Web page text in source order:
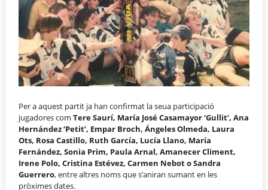
Per a aquest partit ja han confirmat la seua participació
jugadores comTere Saurí, María José Casamayor ‘Gullit’, Ana
Hernández ‘Petit’, Empar Broch, Ángeles Olmeda, Laura
Ots, Rosa Castillo, Ruth García, Lucía Llano, María
Fernández, Sonia Prim, Paula Arnal, Amanecer Climent,
Irene Polo, Cristina Estévez, Carmen Nebot o Sandra
Guerrero, entre altres noms que s’aniran sumant en les
pròximes dates.